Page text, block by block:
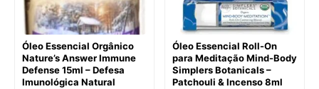
Óleo Essencial Orgânico
Nature’s Answer Immune
Defense 15ml – Defesa
Imunológica Natural
Óleo Essencial Roll-On
para Meditação Mind-Body
Simplers Botanicals –
Patchouli & Incenso 8ml